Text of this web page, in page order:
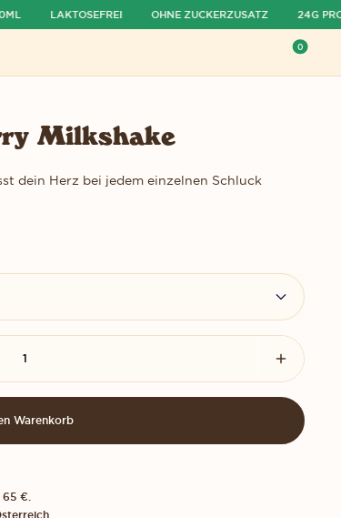
LAKTOSEFREI OHNE ZUCKERZUSATZ 24G
0
Milkshake
dein Herz bei jedem einzelnen Schluck
Menge
Warenkorb
65 €.